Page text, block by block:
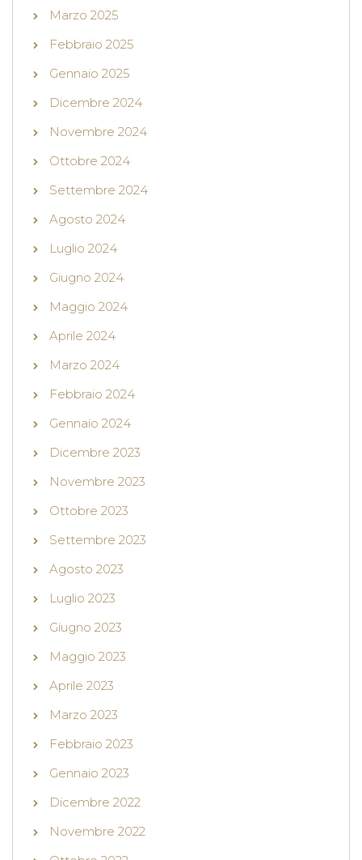
Marzo 2025
Febbraio 2025
Gennaio 2025
Dicembre 2024
Novembre 2024
Ottobre 2024
Settembre 2024
Agosto 2024
Luglio 2024
Giugno 2024
Maggio 2024
Aprile 2024
Marzo 2024
Febbraio 2024
Gennaio 2024
Dicembre 2023
Novembre 2023
Ottobre 2023
Settembre 2023
Agosto 2023
Luglio 2023
Giugno 2023
Maggio 2023
Aprile 2023
Marzo 2023
Febbraio 2023
Gennaio 2023
Dicembre 2022
Novembre 2022